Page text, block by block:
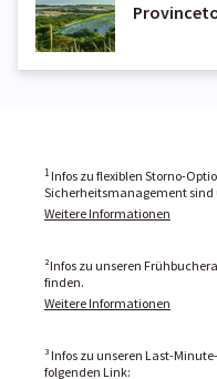
1 Infos zu flexiblen Storno-
Sicherheitsmanagement sind
Weitere Informationen
²Infos zu unseren
finden.
Weitere Informationen
³ Infos zu unseren Last-
folgenden Link: